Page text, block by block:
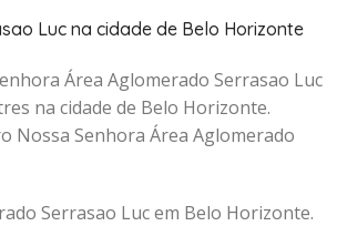
Luc na cidade de Belo Horizonte
Área Aglomerado Serrasao Luc
na cidade de Belo Horizonte.
Nossa Senhora Área Aglomerado
Serrasao Luc em Belo Horizonte.